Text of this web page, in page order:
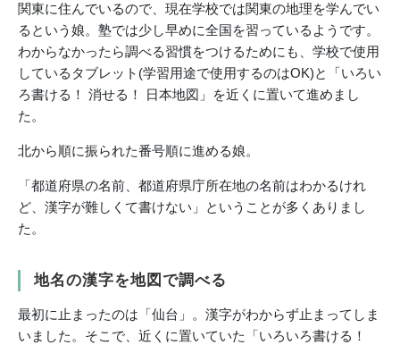
関東に住んでいるので、現在学校では関東の地理を学んでい
るという娘。塾では少し早めに全国を習っているようです。
わからなかったら調べる習慣をつけるためにも、学校で使用
しているタブレット(学習用途で使用するのはOK)と「いろい
ろ書ける！ 消せる！ 日本地図」を近くに置いて進めまし
た。
北から順に振られた番号順に進める娘。
「都道府県の名前、都道府県庁所在地の名前はわかるけれ
ど、漢字が難しくて書けない」ということが多くありまし
た。
地名の漢字を地図で調べる
最初に止まったのは「仙台」。漢字がわからず止まってしま
いました。そこで、近くに置いていた「いろいろ書ける！